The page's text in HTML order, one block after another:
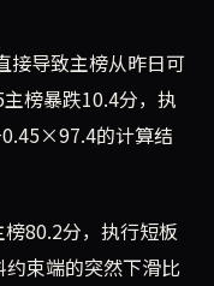
接导致主榜从昨日可
榜暴跌10.4分，执
的计算结
80.2分，执行短板
束端的突然下滑比